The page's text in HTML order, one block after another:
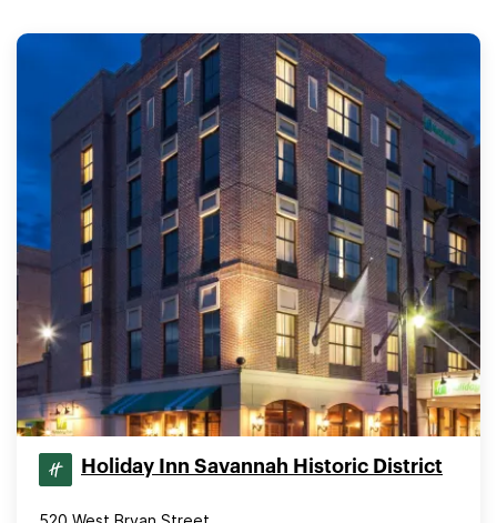
Holiday Inn Savannah Historic District